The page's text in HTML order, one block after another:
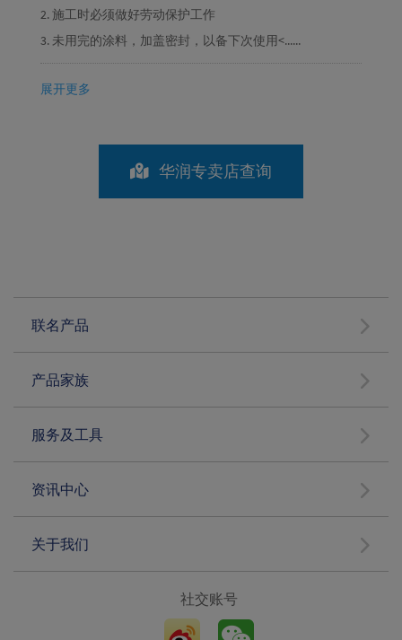
2. 施工时必须做好劳动保护工作
3. 未用完的涂料，加盖密封，以备下次使用<......
展开更多
华润专卖店查询
联名产品
产品家族
服务及工具
资讯中心
关于我们
社交账号